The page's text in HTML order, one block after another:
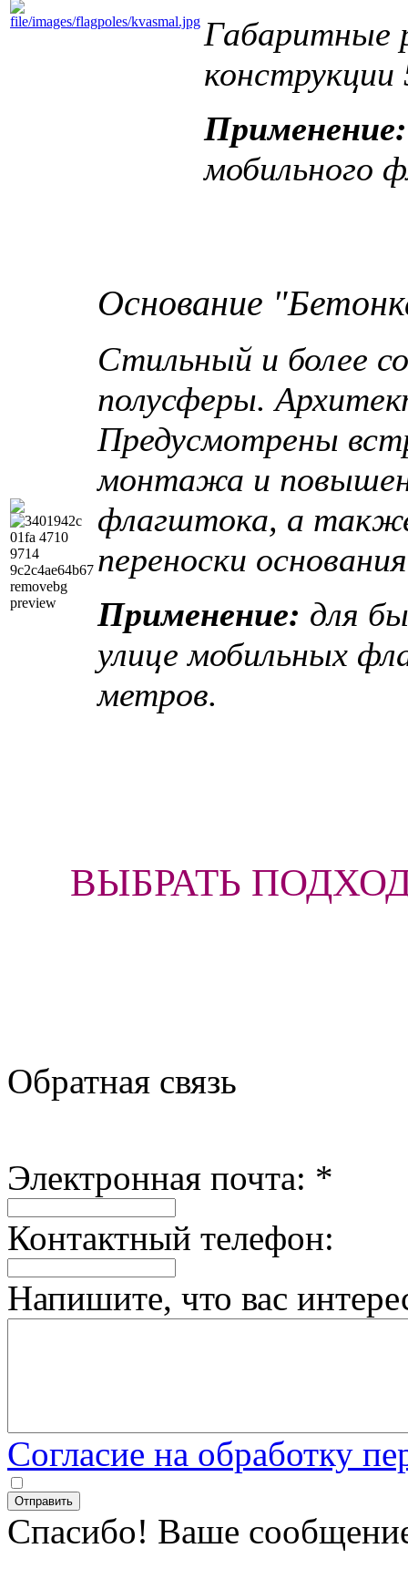
Габаритные
Применение:
мобильного
Основание
Стильный и более
полусферы.
Предусмотрены
монтажа и
флагштока, а
переноски
Применение: для
улице мобильных
метров.
ВЫБРАТЬ
Обратная связь
Электронная почта: *
Контактный телефон:
Напишите, что вас
Согласие на обработку
Спасибо! Ваше